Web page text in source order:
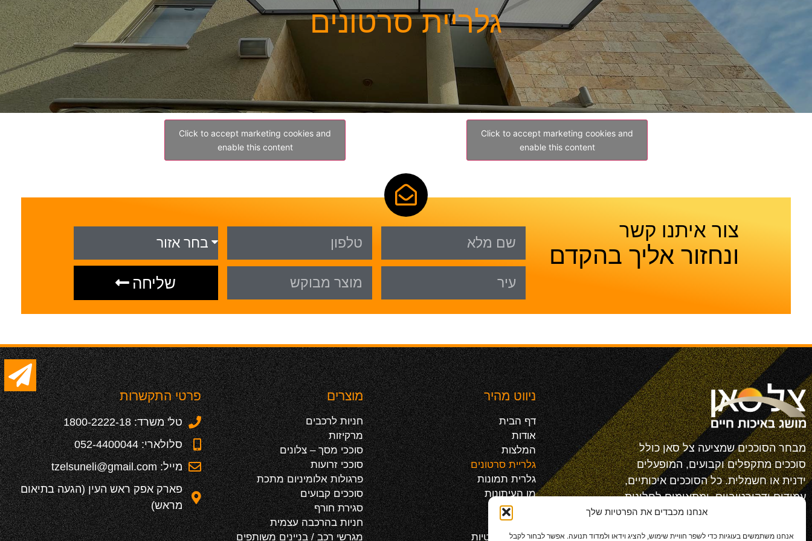
אנחנו מכבדים את הפרטיות שלך
אנחנו משתמשים בעוגיות כדי לשפר חוויית שימוש, להציג וידאו ולמדוד תנועה. אפשר לבחור לקבל
גלריית סרטונים
Click to accept marketing cookies and
enable this content
Click to accept marketing cookies and
enable this content
צור איתנו קשר
ונחזור אליך בהקדם
שליחה
מבחר הסוככים שמציעה צל סאן כולל
סוככים מתקפלים וקבועים, המופעלים
ידנית או חשמלית. כל הסוככים איכותיים,
עמידים ודקורטיביים, ומתאימים לחלונות,
ניווט מהיר
דף הבית
אודות
המלצות
גלריית סרטונים
גלרית תמונות
מן העיתונות
מאמרים
צור קשר
מדיניות פרטיות
מוצרים
חניות לרכבים
מרקיזות
סוככי מסך – צלונים
סוככי זרועות
פרגולות אלומיניום מתכת
סוככים קבועים
סגירת חורף
חניות בהרכבה עצמית
מגרשי רכב / בניינים משותפים
פרטי התקשרות
טל' משרד: 1800-2222-18
סלולארי: 052-4400044
מייל: tzelsuneli@gmail.com
פארק אפק ראש העין (הגעה בתיאום
מראש)